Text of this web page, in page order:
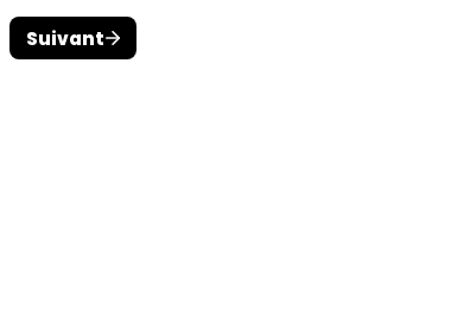
Suivant